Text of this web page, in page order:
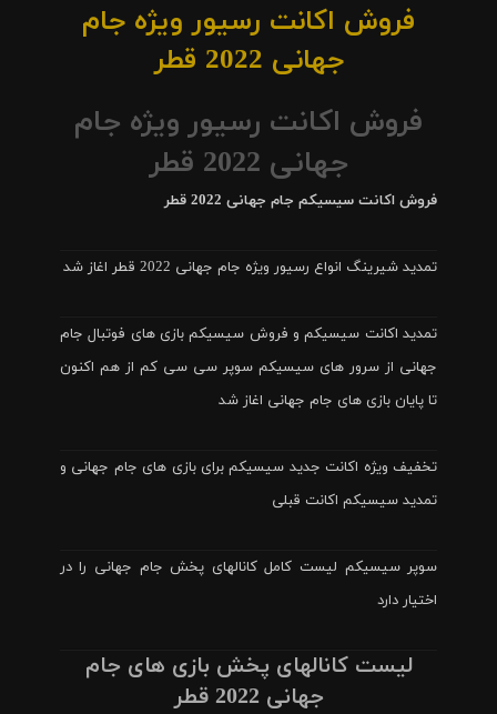
فروش اکانت رسیور ویژه جام
جهانی 2022 قطر
فروش اکانت رسیور ویژه جام
جهانی 2022 قطر
فروش اکانت سیسیکم جام جهانی 2022 قطر
تمدید شیرینگ انواع رسیور ویژه جام جهانی 2022 قطر اغاز شد
تمدید اکانت سیسیکم و فروش سیسیکم بازی های فوتبال جام
جهانی از سرور های سیسیکم سوپر سی سی کم از هم اکنون
تا پایان بازی های جام جهانی اغاز شد
تخفیف ویژه اکانت جدید سیسیکم برای بازی های جام جهانی و
تمدید سیسیکم اکانت قبلی
سوپر سیسیکم لیست کامل کانالهای پخش جام جهانی را در
اختیار دارد
لیست کانالهای پخش بازی های جام
جهانی 2022 قطر